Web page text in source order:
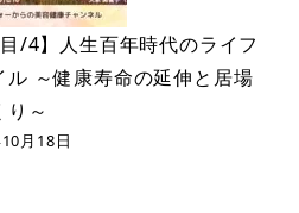
目/4】人生百年時代のライフ
ル ～健康寿命の延伸と居場
り～
月18日